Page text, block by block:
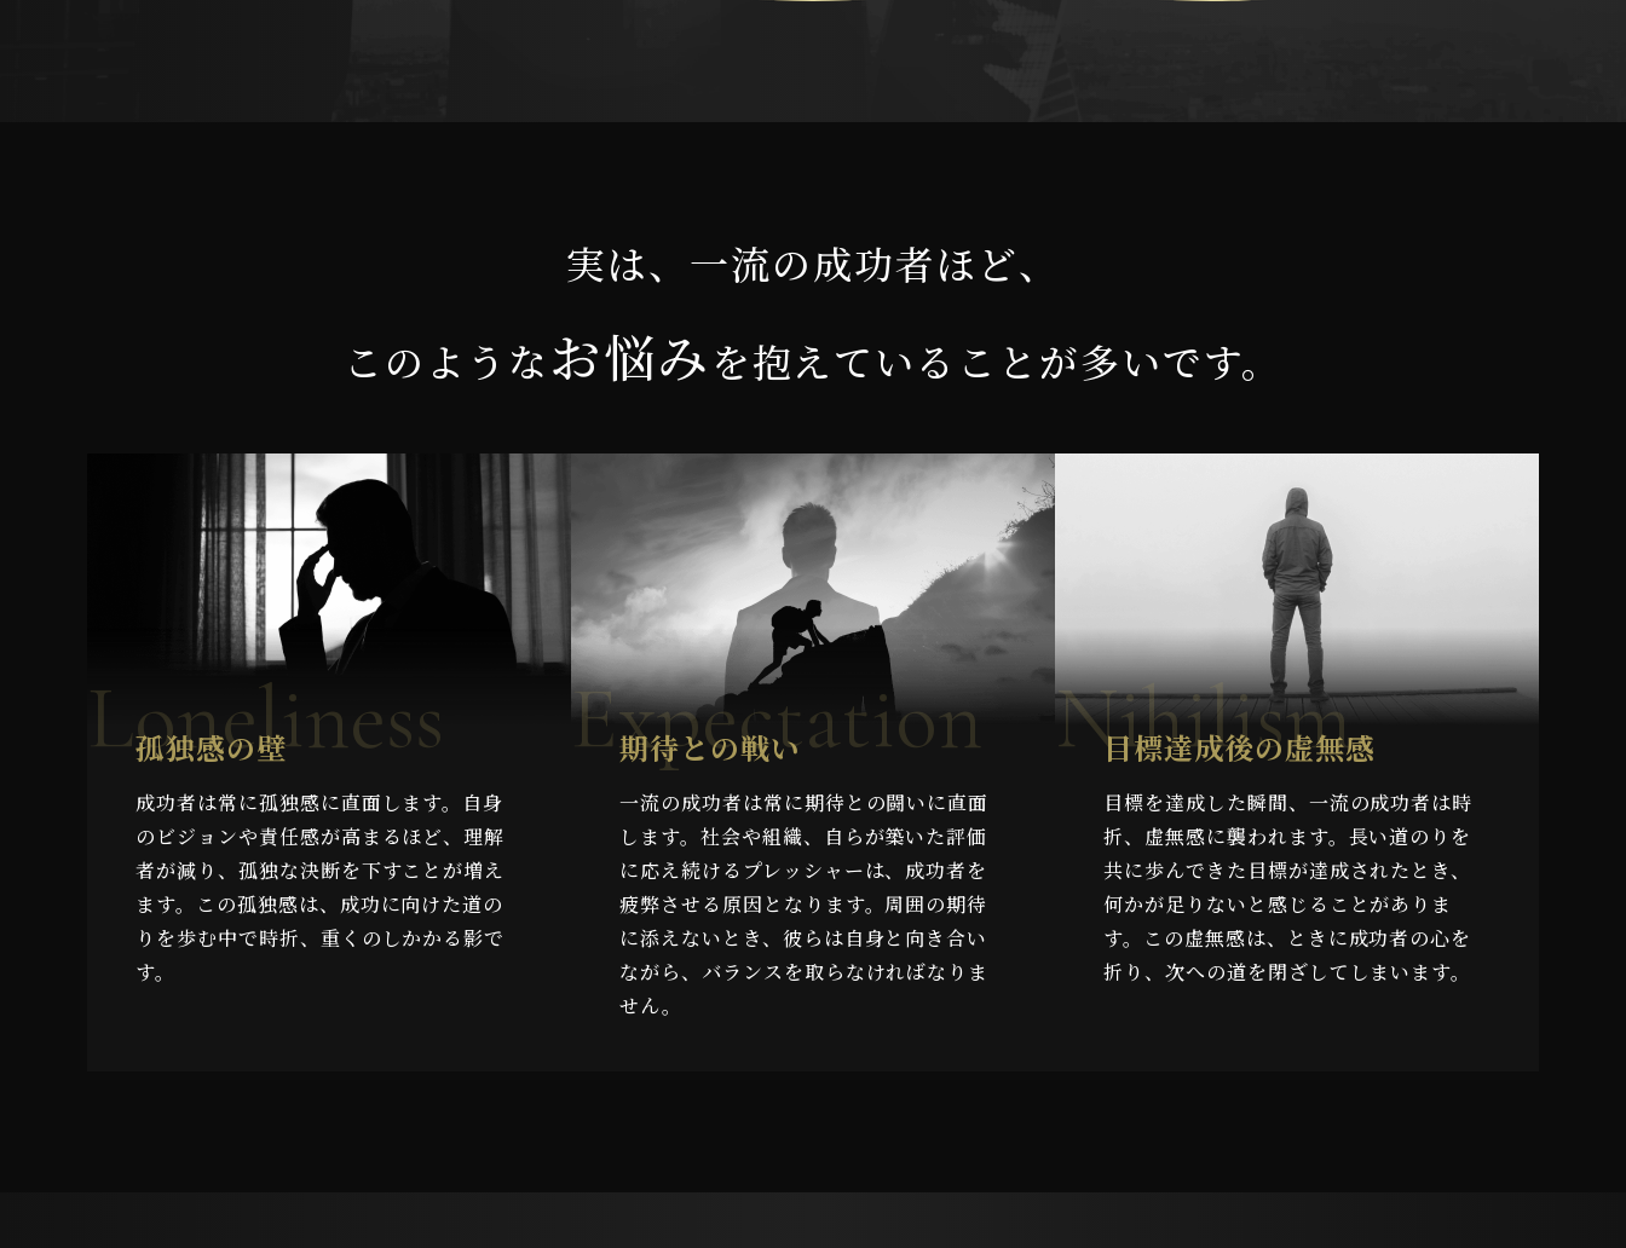
実は、一流の成功者ほど、
このようなお悩みを抱えていることが多いです。
孤独感の壁
Loneliness
成功者は常に孤独感に直面します。自身
のビジョンや責任感が高まるほど、理解
者が減り、孤独な決断を下すことが増え
ます。この孤独感は、成功に向けた道の
りを歩む中で時折、重くのしかかる影で
す。
期待との戦い
Expectation
一流の成功者は常に期待との闘いに直面
します。社会や組織、自らが築いた評価
に応え続けるプレッシャーは、成功者を
疲弊させる原因となります。周囲の期待
に添えないとき、彼らは自身と向き合い
ながら、バランスを取らなければなりま
せん。
目標達成後の虚無感
Nihilism
目標を達成した瞬間、一流の成功者は時
折、虚無感に襲われます。長い道のりを
共に歩んできた目標が達成されたとき、
何かが足りないと感じることがありま
す。この虚無感は、ときに成功者の心を
折り、次への道を閉ざしてしまいます。